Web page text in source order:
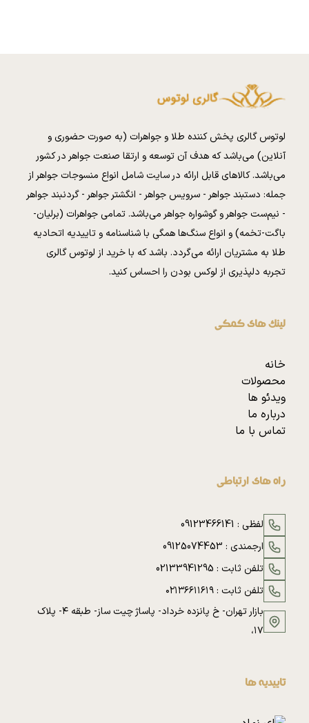
لوتوس گالری پخش کننده طلا و جواهرات (به صورت حضوری و
آنلاین) می‌باشد که هدف آن توسعه و ارتقا صنعت جواهر در کشور
می‌باشد. کالا‌های قابل ارائه در سایت شامل انواع منسوجات جواهر از
جمله: دستبند جواهر - سرویس جواهر - انگشتر جواهر - گردنبند جواهر
- نیم‌ست جواهر و گوشواره جواهر می‌باشد. تمامی جواهرات (برلیان-
باگت-تخمه) و انواع سنگ‌ها همگی با شناسنامه و تاییدیه اتحادیه
طلا به مشتریان ارائه می‌گردد. باشد که با خرید از لوتوس گالری
تجربه دلپذیری از لوکس بودن را احساس کنید.
لینک های کمکی
خانه
محصولات
ویدئو ها
درباره ما
تماس با ما
راه های ارتباطی
لفظی : 09123466141
ارجمندی : 09125074453
تلفن ثابت : 02133941295
تلفن ثابت :۰۲۱۳۶۶۱۱۶۱۹
بازار تهران- خ پانزده خرداد- پاساژ چیت ساز- طبقه ۴- پلاک
۱۷،
تاییدیه ها